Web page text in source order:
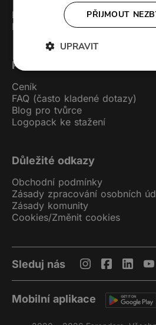
Kontakt
Podcast studio
Pro uživatele
Ceník
FAQ (často kladené dotazy)
Blog pro tvůrce
Logopack ke stažení
Důležité odkazy
Obchodní podmínky
Zásady zpracování osobních
Zásady komunity
Cookies/Změnit cookies
Sleduj nás
Mobilní aplikace
PŘIJMOUT
UPRAVIT